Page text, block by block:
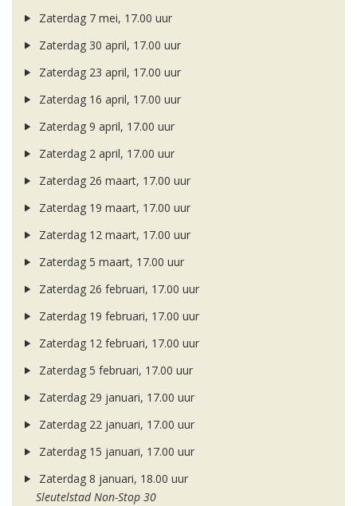
Zaterdag 7 mei, 17.00 uur
Zaterdag 30 april, 17.00 uur
Zaterdag 23 april, 17.00 uur
Zaterdag 16 april, 17.00 uur
Zaterdag 9 april, 17.00 uur
Zaterdag 2 april, 17.00 uur
Zaterdag 26 maart, 17.00 uur
Zaterdag 19 maart, 17.00 uur
Zaterdag 12 maart, 17.00 uur
Zaterdag 5 maart, 17.00 uur
Zaterdag 26 februari, 17.00 uur
Zaterdag 19 februari, 17.00 uur
Zaterdag 12 februari, 17.00 uur
Zaterdag 5 februari, 17.00 uur
Zaterdag 29 januari, 17.00 uur
Zaterdag 22 januari, 17.00 uur
Zaterdag 15 januari, 17.00 uur
Zaterdag 8 januari, 18.00 uur
Sleutelstad Non-Stop 30